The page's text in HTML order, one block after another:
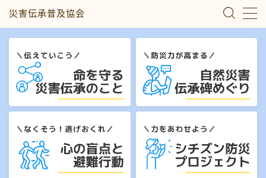
災害伝承普及協会
MENU
災害伝承のこと
自然災害伝承碑めぐり
心の盲点と避難行動